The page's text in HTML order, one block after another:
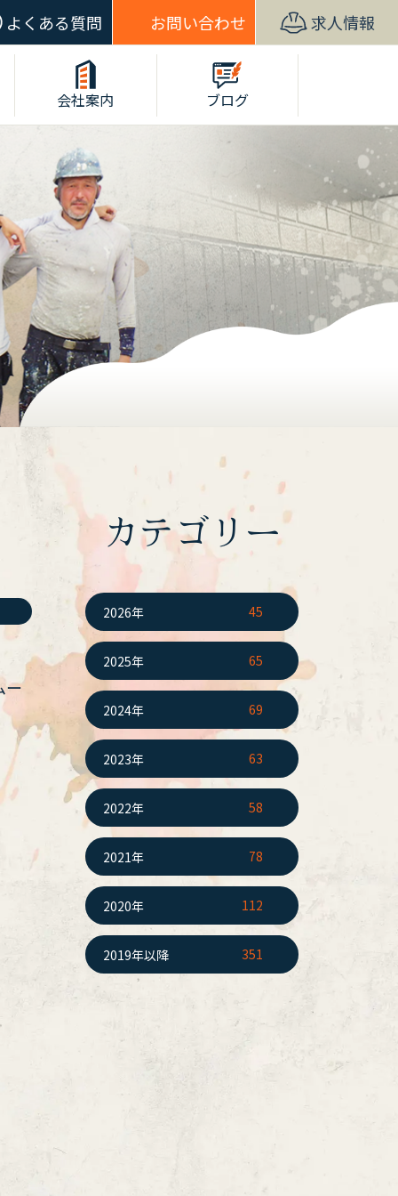
よくある質問 お問い合わせ 求人情報
会社案内 ブログ
ー
カテゴリー
2026年 45
2025年 65
2024年 69
2023年 63
2022年 58
2021年 78
2020年 112
2019年以降 351